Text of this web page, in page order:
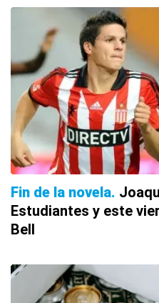
Fin de la novela
Estudiantes y este
Bell